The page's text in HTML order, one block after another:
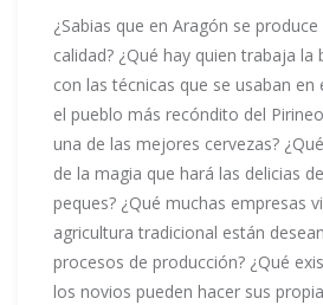
¿Sabias que en Aragón se
calidad? ¿Qué hay quien trabaja la
con las técnicas que se usaban en
el pueblo más recóndito del
una de las mejores cervezas?
de la magia que hará las delicias
peques? ¿Qué muchas empresas
agricultura tradicional están
procesos de producción? ¿Qué
los novios pueden hacer sus